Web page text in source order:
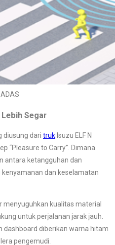
Segar
diusung dari truk Isuzu ELF N
“Pleasure to Carry”. Dimana
antara ketangguhan dan
dan keselamatan
kualitas material
untuk perjalanan jarak jauh.
dashboard diberikan warna hitam
pengemudi.